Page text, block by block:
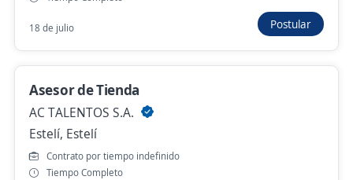
Mira estas oportunidades de trabajo remoto de
Gerente de Zona
Arabela
Managua, Managua
11,350.00 $ (Mensual) + Comisiones
18 de julio Postular
Asesor de Tienda
AC TALENTOS S.A.
Estelí, Estelí
Contrato por tiempo indefinido
Tiempo Completo